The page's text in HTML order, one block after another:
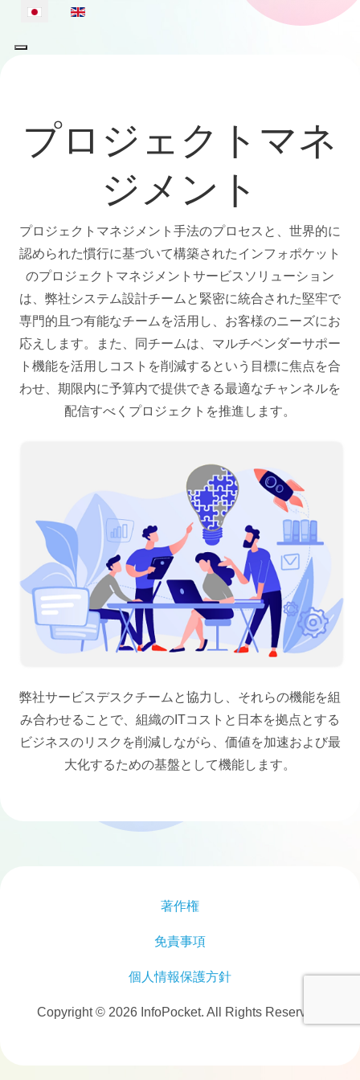
あなたが使う言語を選んでください
プロジェクトマネ
ジメント
プロジェクトマネジメント手法のプロセスと、世界的に
認められた慣行に基づいて構築されたインフォポケット
のプロジェクトマネジメントサービスソリューション
は、弊社システム設計チームと緊密に統合された堅牢で
専門的且つ有能なチームを活用し、お客様のニーズにお
応えします。また、同チームは、マルチベンダーサポー
ト機能を活用しコストを削減するという目標に焦点を合
わせ、期限内に予算内で提供できる最適なチャンネルを
配信すべくプロジェクトを推進します。
弊社サービスデスクチームと協力し、それらの機能を組
み合わせることで、組織のITコストと日本を拠点とする
ビジネスのリスクを削減しながら、価値を加速および最
大化するための基盤として機能します。
著作権
免責事項
個人情報保護方針
Copyright © 2026 InfoPocket. All Rights Reserved.